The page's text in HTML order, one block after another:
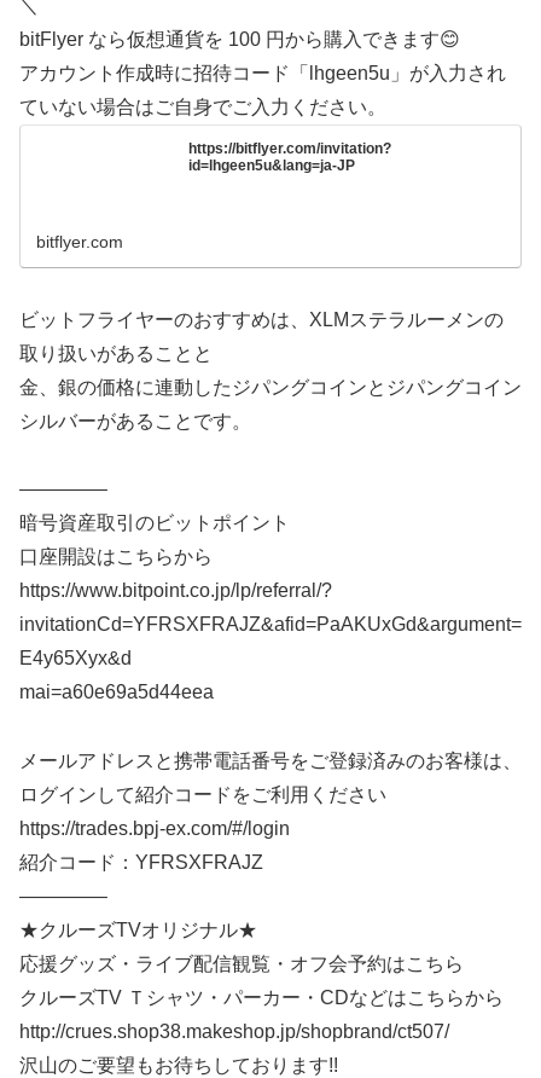
＼
bitFlyer なら仮想通貨を 100 円から購入できます😊
アカウント作成時に招待コード「lhgeen5u」が入力され
ていない場合はご自身でご入力ください。
https://bitflyer.com/invitation?
id=lhgeen5u&lang=ja-JP
bitflyer.com
ビットフライヤーのおすすめは、XLMステラルーメンの
取り扱いがあることと
金、銀の価格に連動したジパングコインとジパングコイン
シルバーがあることです。
————–
暗号資産取引のビットポイント
口座開設はこちらから
https://www.bitpoint.co.jp/lp/referral/?
invitationCd=YFRSXFRAJZ&afid=PaAKUxGd&argument=
E4y65Xyx&d
mai=a60e69a5d44eea
メールアドレスと携帯電話番号をご登録済みのお客様は、
ログインして紹介コードをご利用ください
https://trades.bpj-ex.com/#/login
紹介コード：YFRSXFRAJZ
————–
★クルーズTVオリジナル★
応援グッズ・ライブ配信観覧・オフ会予約はこちら
クルーズTV Ｔシャツ・パーカー・CDなどはこちらから
http://crues.shop38.makeshop.jp/shopbrand/ct507/
沢山のご要望もお待ちしております!!